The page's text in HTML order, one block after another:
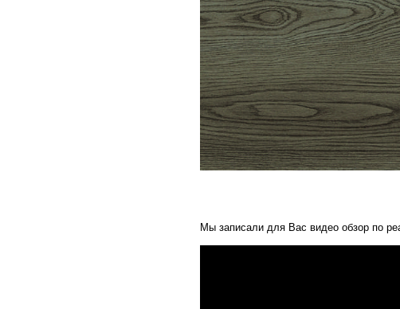
Мы записали для Вас видео обзор по